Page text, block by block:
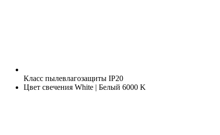
Класс пылевлагозащиты IP20
Цвет свечения White | Белый 6000 K